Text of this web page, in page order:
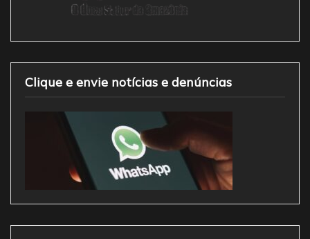
Clique e envie notícias e denúncias